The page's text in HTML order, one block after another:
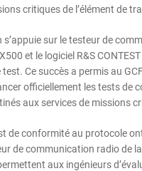
critiques de l’élément de
sur le testeur de
et le logiciel R&S
Ce succès a permis au
officiellement les tests de
aux services de missions
de conformité au protocole
de communication radio de
aux ingénieurs